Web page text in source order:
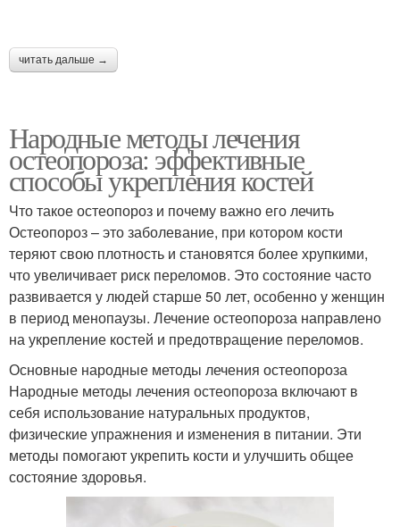
читать дальше →
Народные методы лечения
остеопороза: эффективные
способы укрепления костей
Что такое остеопороз и почему важно его лечить
Остеопороз – это заболевание, при котором кости
теряют свою плотность и становятся более хрупкими,
что увеличивает риск переломов. Это состояние часто
развивается у людей старше 50 лет, особенно у женщин
в период менопаузы. Лечение остеопороза направлено
на укрепление костей и предотвращение переломов.
Основные народные методы лечения остеопороза
Народные методы лечения остеопороза включают в
себя использование натуральных продуктов,
физические упражнения и изменения в питании. Эти
методы помогают укрепить кости и улучшить общее
состояние здоровья.